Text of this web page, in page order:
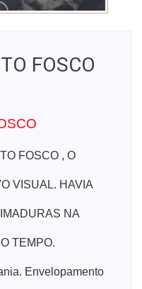
FOSCO
FOSCO , O
VISUAL. HAVIA
NA
TEMPO.
Envelopamento